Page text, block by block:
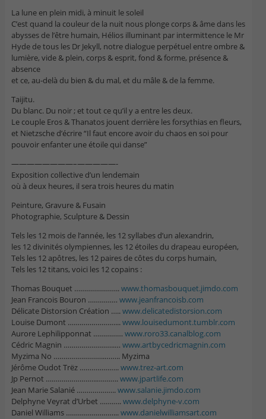
La lune en plein midi, à minuit le soleil
C’est quand la couleur de la nuit nous plonge corps & âme dans les
abysses de l’être humain, Hélios illuminant par intermittence le Mr
Hyde de tous les Dr Jekyll, notre dialogue perpétuel entre ombre &
lumière, vide & plein, corps & esprit, fond & forme, présence &
absence
et ce, au-delà du bien & du mal, et du mâle & de la femme.
Taijitu.
Du blanc. Du noir ; et tout ce qu’il y a entre les deux.
Le couple Eros & Thanatos jouent derrière les forsythias en fleurs,
et Nietzsche d’écrire “Il faut encore avoir du chaos en soi pour
pouvoir enfanter une étoile qui danse”
————————–—————-
Exposition collective d’un lendemain
où à deux heures, il sera trois heures du matin
Peinture, Gravure & Fusain
Photographie, Sculpture & Dessin
Tels les 12 mois de l’année, les 12 syllabes d’un alexandrin,
les 12 divinités olympiennes, les 12 étoiles du drapeau européen,
Tels les 12 apôtres, les 12 paires de côtes du corps humain,
Tels les 12 titans, voici les 12 copains :
Thomas Bouquet …………………..www.thomasbouquet.jimdo.com
Jean Francois Bouron …………… www.jeanfrancoisb.com
Délicate Distorsion Création …..www.delicatedistorsion.com
Louise Dumont ……………………...www.louisedumont.tumblr.com
Aurore Lephilipponnat …………… www.roro33.canalblog.com
Cédric Magnin ……………………..… www.artbycedricmagnin.com
Myzima No ……………………..…….. Myzima
Jérôme Oudot Trëz ………………..www.trez-art.com
Jp Pernot ……………………..………..www.jpartlife.com
Jean Marie Salanié ………………..www.salanie.jimdo.com
Delphyne Veyrat d’Urbet ………..www.delphyne-v.com
Daniel Williams ……………………...www.danielwilliamsart.com